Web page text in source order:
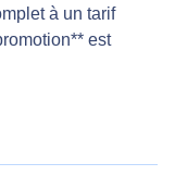
à un tarif
est